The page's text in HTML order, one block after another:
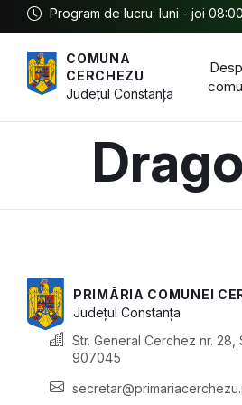
Program de lucru: luni - joi
COMUNA
CERCHEZU
JudețulConstanța
PRIMĂRIA COMUNEI
JudețulConstanța
Str. General Cerchez nr. 28,
907045